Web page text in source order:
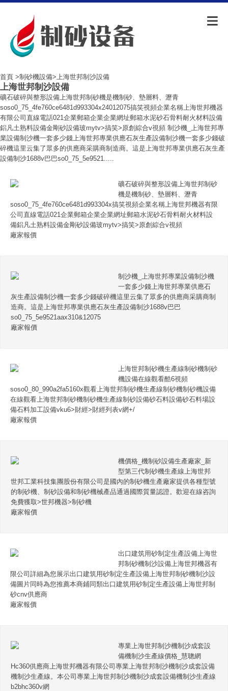
首頁 >制砂機設備>上海世邦制沙設備
上海世邦制沙設備
礦石破碎與整形設備上海世邦制砂機是機制砂、墊層料、瀝青
soso0_75_4fe760ce6481d993304x24012075搞笑視頻企業名稱上海世邦機器
有限公司直線電話021企業郵箱企業企業網址郵箱水泥砂石骨料耐火材料設備
鋁凡土熟料設備金剛砂設備玻mytv>搞笑>原創綜合v視頻 制沙機_上海世邦專
業設備制沙機一套多少錢上海世邦專業供應石灰生產設備制沙機一套多少錢破
碎機這里云集了眾多的供應商采購商制造商。這是上海世邦專業供應石灰生產
設備制沙1688v巴巴so0_75_5e9521.....
礦石破碎與整形設備上海世邦制砂
機是機制砂、墊層料、瀝青
soso0_75_4fe760ce6481d993304x搞笑視頻企業名稱上海世邦機器有限
公司直線電話021企業郵箱企業企業網址郵箱水泥砂石骨料耐火材料設
備鋁凡土熟料設備金剛砂設備玻mytv>搞笑>原創綜合v視頻
廠家報價
制沙機_上海世邦專業設備制沙機
一套多少錢上海世邦專業供應石
灰生產設備制沙機一套多少錢破碎機這里云集了眾多的供應商采購商制
造商。這是上海世邦專業供應石灰生產設備制沙1688v巴巴
so0_75_5e9521aax310&12075
廠家報價
上海世邦制砂機生產線制砂機制砂
機設備在線觀看酷6視頻
soso0_80_990a2fa5160x觀看上海世邦制砂機生產線制砂機制砂機設備
在線觀看上海世邦制砂機制砂機生產線制砂設備砂石料設備砂石料場設
備石料加工設備vku6>財經>財經列表v網+/
廠家報價
機價格_機制砂設備生產廠家_新
型第三代制砂機生產線上海世邦
世邦工業科技集團股份有限公司是國內的制砂機生產廠家提供各種型號
的制砂機、制砂設備和制砂機械產品通過國際質量認證。歡迎在線咨詢
免費獲取>世邦機器>制砂機
廠家報價
出口建筑用砂制定生產設備上海世
邦制砂機制沙設備上海世邦機器有
限公司詳細為您展示出口建筑用砂制定生產設備上海世邦制砂機制沙設
備圖片同時為您推薦本商鋪同類出口建筑用砂制定生產設備上海世邦制
砂cnv供應商
廠家報價
專業上海世邦制沙機制沙成套設
備機制沙生產線價格_慧聰網
Hc360供應商上海世邦機器有限公司專業上海世邦制沙機制沙成套設備
機制沙生產線。本公司專業上海世邦制沙機制沙成套設備機制沙生產線
b2bhc360v網